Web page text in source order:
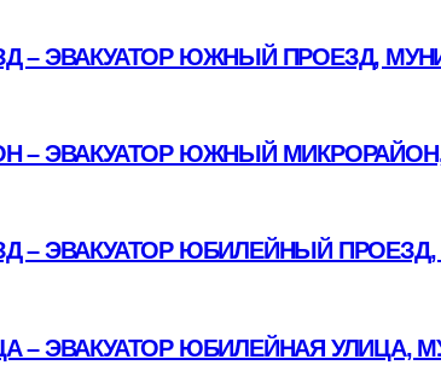
– ЭВАКУАТОР ЮЖНЫЙ ПРОЕЗД,
– ЭВАКУАТОР ЮЖНЫЙ
– ЭВАКУАТОР ЮБИЛЕЙНЫЙ
– ЭВАКУАТОР ЮБИЛЕЙНАЯ УЛИЦА,